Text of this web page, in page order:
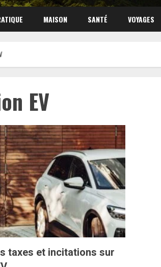
MAISON SANTÉ VOYAGES
EV
taxes et incitations sur